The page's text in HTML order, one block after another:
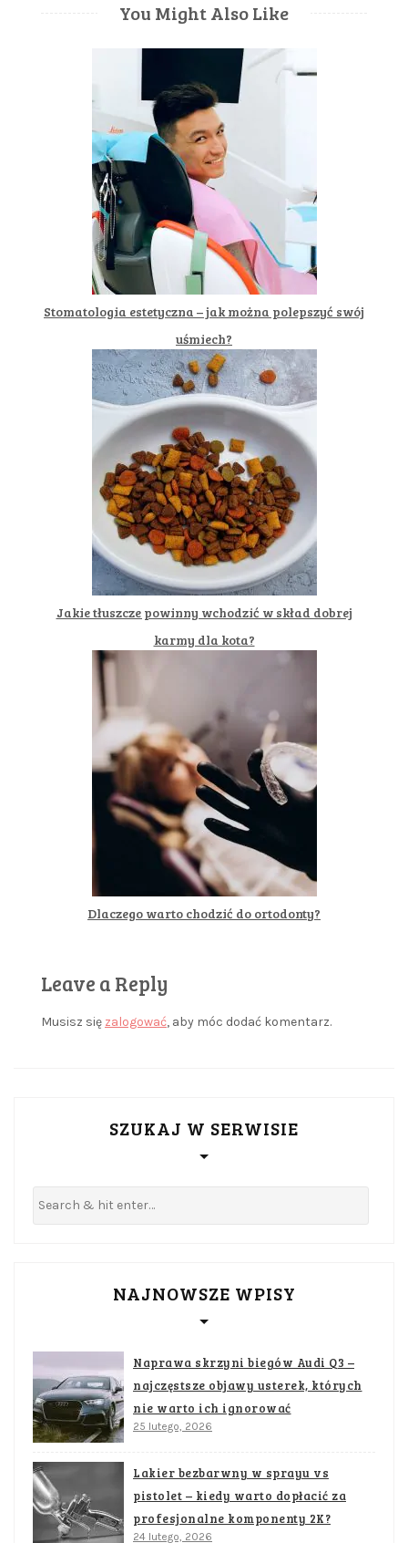
You Might Also Like
Stomatologia estetyczna – jak można polepszyć swój
uśmiech?
Jakie tłuszcze powinny wchodzić w skład dobrej
karmy dla kota?
Dlaczego warto chodzić do ortodonty?
Leave a Reply
Musisz się zalogować, aby móc dodać komentarz.
SZUKAJ W SERWISIE
NAJNOWSZE WPISY
Naprawa skrzyni biegów Audi Q3 –
najczęstsze objawy usterek, których
nie warto ich ignorować
25 lutego, 2026
Lakier bezbarwny w sprayu vs
pistolet – kiedy warto dopłacić za
profesjonalne komponenty 2K?
24 lutego, 2026